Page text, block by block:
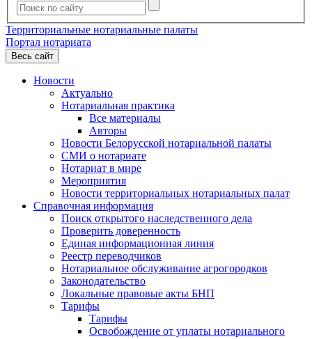
Территориальные нотариальные палаты
Портал нотариата
Весь сайт
Новости
Актуально
Нотариальная практика
Все материалы
Авторы
Новости Белорусской нотариальной палаты
СМИ о нотариате
Нотариат в мире
Мероприятия
Новости территориальных нотариальных палат
Справочная информация
Поиск открытого наследственного дела
Проверить доверенность
Единая информационная линия
Реестр переводчиков
Нотариальное обслуживание агрогородков
Законодательство
Локальные правовые акты БНП
Тарифы
Тарифы
Освобождение от уплаты нотариального